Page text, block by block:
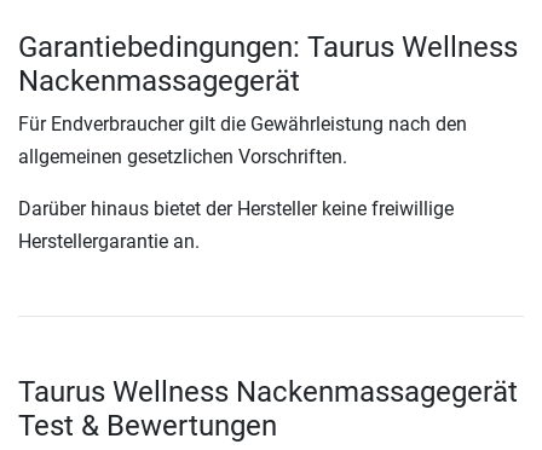
Garantiebedingungen: Taurus Wellness
Nackenmassagegerät
Für Endverbraucher gilt die Gewährleistung nach den
allgemeinen gesetzlichen Vorschriften.
Darüber hinaus bietet der Hersteller keine freiwillige
Herstellergarantie an.
Taurus Wellness Nackenmassagegerät
Test & Bewertungen